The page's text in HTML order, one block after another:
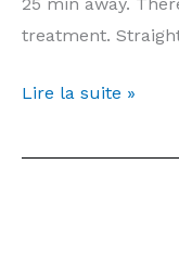
treatment.
Orthodontist
Petite
Lire la suite »